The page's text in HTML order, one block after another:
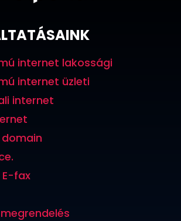
internet lakossági
internet üzleti
internet
E-fax